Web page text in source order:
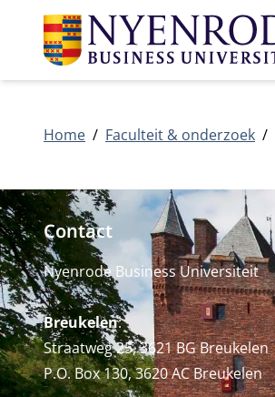
Home Faculteit & onderzoek
Contact
Nyenrode Business Universiteit
Breukelen:
Straatweg 25, 3621 BG Breukelen
P.O. Box 130, 3620 AC Breukelen